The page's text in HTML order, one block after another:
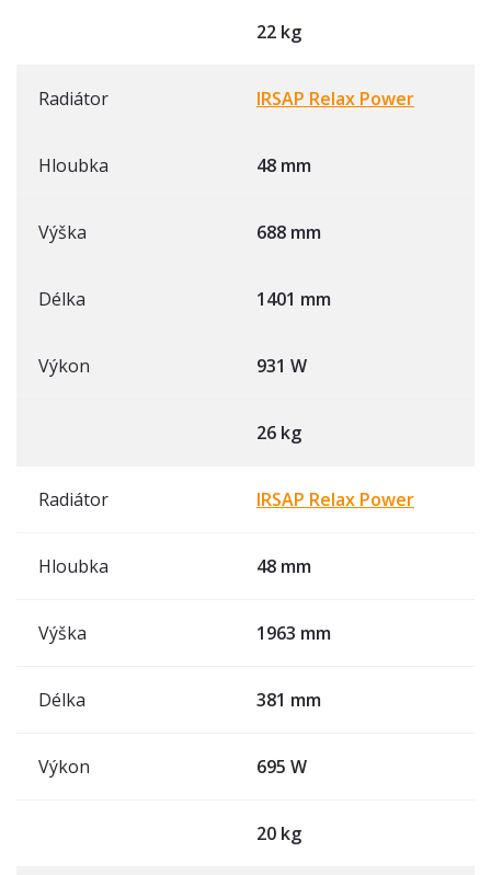
22 kg
Radiátor IRSAP Relax Power
Hloubka 48 mm
Výška 688 mm
Délka 1401 mm
Výkon 931 W
26 kg
Radiátor IRSAP Relax Power
Hloubka 48 mm
Výška 1963 mm
Délka 381 mm
Výkon 695 W
20 kg